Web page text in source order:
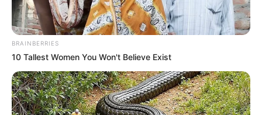
BRAINBERRIES
10 Tallest Women You Won't Believe Exist